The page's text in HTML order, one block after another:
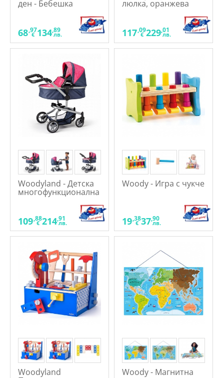
ден - Бебешка
68,97
€ 134,89
лв.
люлка, оранжева
117,09
€ 229,01
лв.
Woodyland - Детска
многофункционална
количка за кукли,
109,88
€ 214,91
лв.
Woody - Игра с чукче
19,38
€ 37,90
лв.
Woodyland Woody - Магнитна